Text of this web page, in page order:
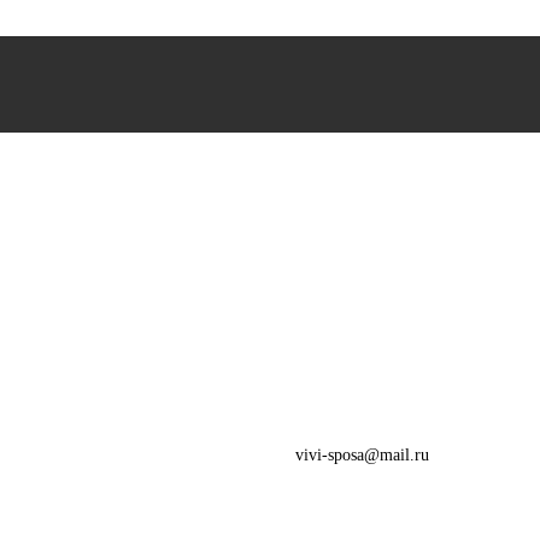
vivi-sposa@mail.ru